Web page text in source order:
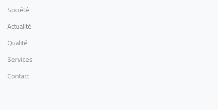
Société
Actualité
Qualité
Services
Contact